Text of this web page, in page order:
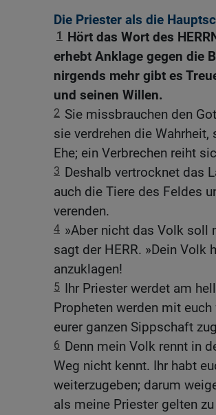
Die Priester als die
1
Hört das Wort des
erhebt Anklage gegen die
nirgends mehr gibt es
und seinen Willen.
2 Sie missbrauchen den
sie verdrehen die
Ehe; ein Verbrechen reiht
3 Deshalb vertrocknet das
auch die Tiere des Feldes
verenden.
4 »Aber nicht das Volk soll
sagt der HERR. »Dein Volk
anzuklagen!
5 Ihr Priester werdet am
Propheten werden mit
eurer ganzen Sippschaft
6 Denn mein Volk rennt in
Weg nicht kennt. Ihr habt
weiterzugeben; darum
als meine Priester gelten